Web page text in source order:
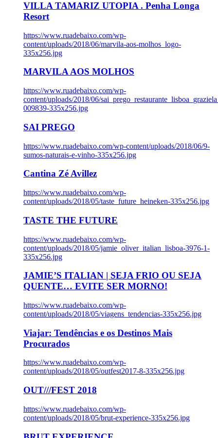
VILLA TAMARIZ UTOPIA . Penha Longa
Resort
https://www.ruadebaixo.com/wp-
content/uploads/2018/06/marvila-aos-molhos_logo-
335x256.jpg
MARVILA AOS MOLHOS
https://www.ruadebaixo.com/wp-
content/uploads/2018/06/
009839-335x256.jpg
SAI PREGO
https://www.ruadebaixo.com/wp-content/uploads/2018/06/9-
sumos-naturais-e-vinho-335x256.jpg
Cantina Zé Avillez
https://www.ruadebaixo.com/wp-
content/uploads/2018/05/taste_future_heineken-335x256.jpg
TASTE THE FUTURE
https://www.ruadebaixo.com/wp-
content/uploads/2018/05/jamie_oliver_italian_lisboa-3976-1-
335x256.jpg
JAMIE’S ITALIAN | SEJA FRIO OU SEJA
QUENTE… EVITE SER MORNO!
https://www.ruadebaixo.com/wp-
content/uploads/2018/05/viagens_tendencias-335x256.jpg
Viajar: Tendências e os Destinos Mais
Procurados
https://www.ruadebaixo.com/wp-
content/uploads/2018/05/outfest2017-8-335x256.jpg
OUT///FEST 2018
https://www.ruadebaixo.com/wp-
content/uploads/2018/05/brut-experience-335x256.jpg